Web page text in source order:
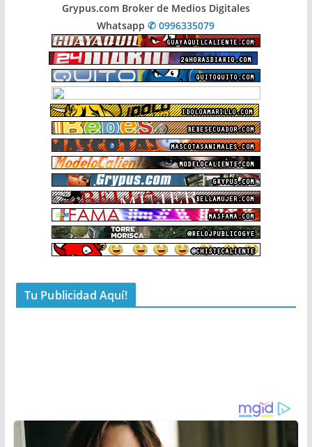
Grypus.com Broker de Medios Digitales
Whatsapp✆ 0996335079
Tu Publicidad Aquí!